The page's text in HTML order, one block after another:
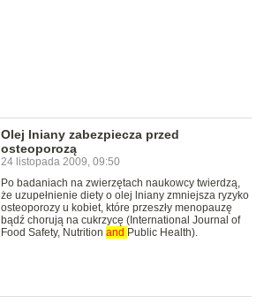
Olej lniany zabezpiecza przed
osteoporozą
24 listopada 2009, 09:50
Po badaniach na zwierzętach naukowcy twierdzą,
że uzupełnienie diety o olej lniany zmniejsza ryzyko
osteoporozy u kobiet, które przeszły menopauzę
bądź chorują na cukrzycę (International Journal of
Food Safety, Nutrition and Public Health).